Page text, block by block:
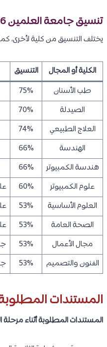
تنسيق جامعة العلمين 2025/2026:
يختلف التنسيق من كلية لأخرى،
الكلية أو المجال التنسيق
طب الأسنان
75%
الصيدلة
70%
العلاج الطبيعي
74%
الهندسة
66%
هندسة الكمبيوتر
66%
علوم الكمبيوتر
60%
العلوم الأساسية
53%
الصحة العامة
53%
مجال الأعمال
53%
الفنون والتصميم
53%
المستندات
المستندات المطلوبة أثناء مرحلة